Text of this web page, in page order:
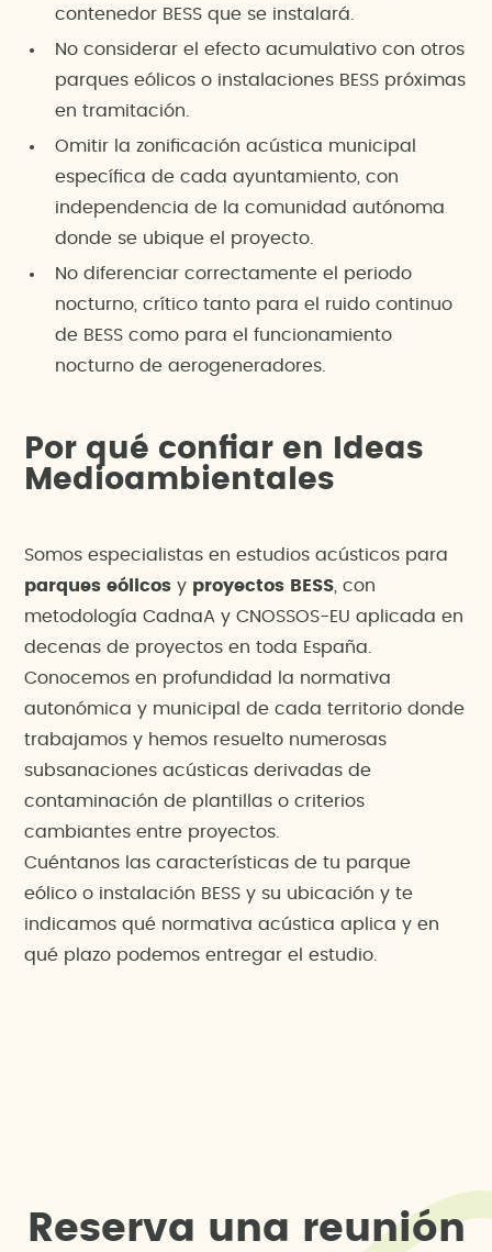
contenedor BESS que se instalará.
No considerar el efecto acumulativo con otros
parques eólicos o instalaciones BESS próximas
en tramitación.
Omitir la zonificación acústica municipal
específica de cada ayuntamiento, con
independencia de la comunidad autónoma
donde se ubique el proyecto.
No diferenciar correctamente el periodo
nocturno, crítico tanto para el ruido continuo
de BESS como para el funcionamiento
nocturno de aerogeneradores.
Por qué confiar en Ideas
Medioambientales
Somos especialistas en estudios acústicos para
parques eólicos y proyectos BESS , con
metodología CadnaA y CNOSSOS-EU aplicada en
decenas de proyectos en toda España.
Conocemos en profundidad la normativa
autonómica y municipal de cada territorio donde
trabajamos y hemos resuelto numerosas
subsanaciones acústicas derivadas de
contaminación de plantillas o criterios
cambiantes entre proyectos.
Cuéntanos las características de tu parque
eólico o instalación BESS y su ubicación y te
indicamos qué normativa acústica aplica y en
qué plazo podemos entregar el estudio.
Reserva una reunión